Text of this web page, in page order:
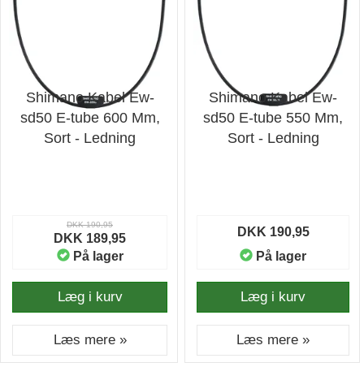
Shimano Kabel Ew-
sd50 E-tube 600 Mm,
Sort - Ledning
DKK 190,95
DKK 189,95
På lager
Læg i kurv
Læs mere »
Shimano Kabel Ew-
sd50 E-tube 550 Mm,
Sort - Ledning
DKK 190,95
På lager
Læg i kurv
Læs mere »